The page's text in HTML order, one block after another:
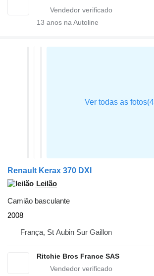
13 anos na Autoline
Renault Kerax 370 DXI
Leilão
Camião basculante
2008
França, St Aubin Sur Gaillon
Ritchie Bros France SAS